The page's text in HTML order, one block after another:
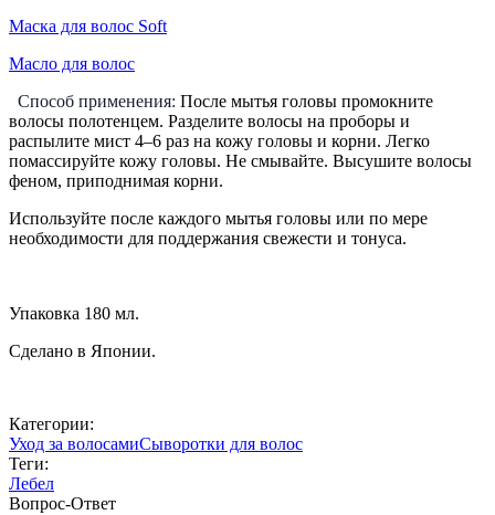
Маска для волос Soft
Масло для волос
Способ применения: После мытья головы промокните
волосы полотенцем. Разделите волосы на проборы и
распылите мист 4–6 раз на кожу головы и корни. Легко
помассируйте кожу головы. Не смывайте. Высушите волосы
феном, приподнимая корни.
Используйте после каждого мытья головы или по мере
необходимости для поддержания свежести и тонуса.
Упаковка 180 мл.
Сделано в Японии.
Категории:
Уход за волосамиСыворотки для волос
Теги:
Лебел
Вопрос-Ответ